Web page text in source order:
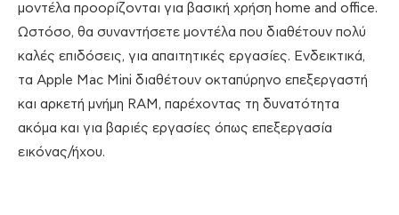
μοντέλα προορίζονται για βασική χρήση home and office.
Ωστόσο, θα συναντήσετε μοντέλα που διαθέτουν πολύ
καλές επιδόσεις, για απαιτητικές εργασίες. Ενδεικτικά,
τα Apple Mac Mini διαθέτουν οκταπύρηνο επεξεργαστή
και αρκετή μνήμη RAM, παρέχοντας τη δυνατότητα
ακόμα και για βαριές εργασίες όπως επεξεργασία
εικόνας/ήχου.